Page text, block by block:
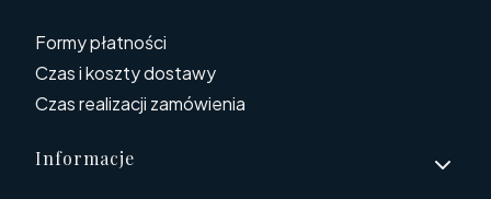
Formy płatności
Czas i koszty dostawy
Czas realizacji zamówienia
Informacje